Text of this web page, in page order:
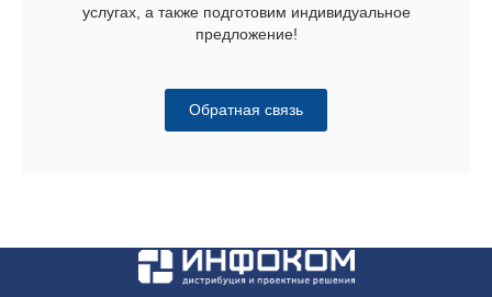
услугах, а также подготовим индивидуальное
предложение!
Обратная связь